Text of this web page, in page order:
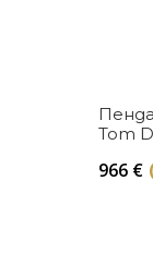
Tom
966 €